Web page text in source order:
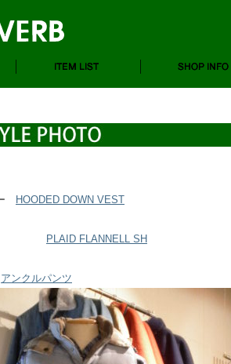
HOODED DOWN VEST
PLAID FLANNELL SH
アンクルパンツ